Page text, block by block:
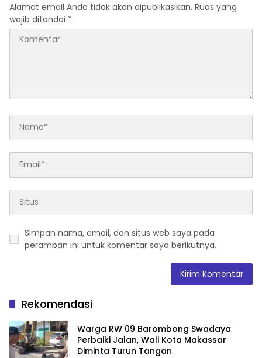
Alamat email Anda tidak akan dipublikasikan. Ruas yang
wajib ditandai *
Simpan nama, email, dan situs web saya pada
peramban ini untuk komentar saya berikutnya.
Rekomendasi
Warga RW 09 Barombong Swadaya
Perbaiki Jalan, Wali Kota Makassar
Diminta Turun Tangan